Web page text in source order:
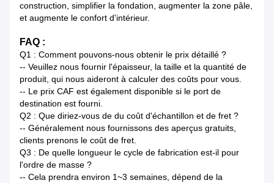
construction, simplifier la fondation, augmenter la zone pâle,
et augmente le confort d'intérieur.
FAQ :
Q1 : Comment pouvons-nous obtenir le prix détaillé ?
-- Veuillez nous fournir l'épaisseur, la taille et la quantité de
produit, qui nous aideront à calculer des coûts pour vous.
-- Le prix CAF est également disponible si le port de
destination est fourni.
Q2 : Que diriez-vous de du coût d'échantillon et de fret ?
-- Généralement nous fournissons des aperçus gratuits,
clients prenons le coût de fret.
Q3 : De quelle longueur le cycle de fabrication est-il pour
l'ordre de masse ?
-- Cela prendra environ 1~3 semaines, dépend de la